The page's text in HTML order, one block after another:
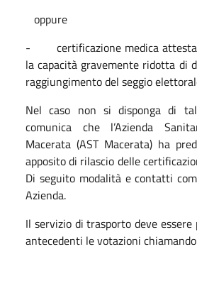
oppure
- certificazione medica
la capacità gravemente ridotta di
raggiungimento del seggio
Nel caso non si disponga di
comunica che l’Azienda
Macerata (AST Macerata) ha
apposito di rilascio delle
Di seguito modalità e contatti
Azienda.
Il servizio di trasporto deve
antecedenti le votazioni